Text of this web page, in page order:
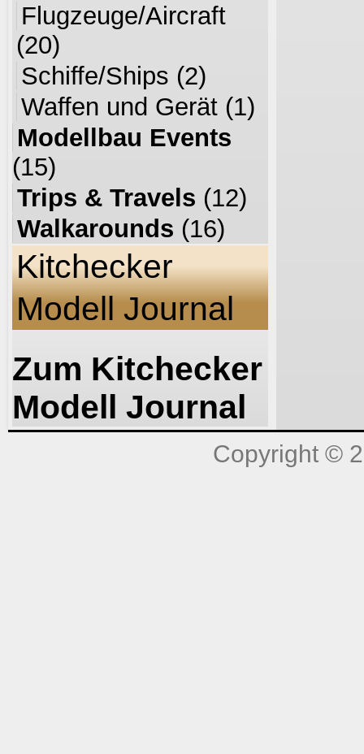
Flugzeuge/Aircraft
(20)
Schiffe/Ships (2)
Waffen und Gerät (1)
Modellbau Events
(15)
Trips & Travels (12)
Walkarounds (16)
Kitchecker
Modell Journal
Zum Kitchecker
Modell Journal
Copyright ©